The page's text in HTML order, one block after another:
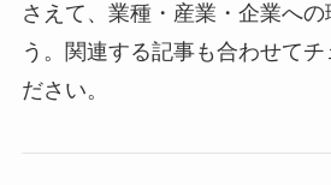
さえて、業種・産業・企業への
う。関連する記事も合わせてチ
ださい。